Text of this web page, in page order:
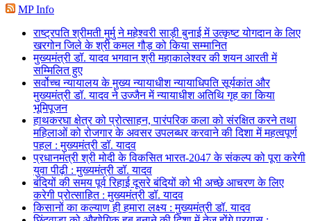
MP Info
राष्ट्रपति श्रीमती मुर्मु ने महेश्वरी साड़ी बुनाई में उत्कृष्ट योगदान के लिए
खरगोन जिले के श्री कमल गौड़ को किया सम्मानित
मुख्यमंत्री डॉ. यादव भगवान श्री महाकालेश्‍वर की शयन आरती में
सम्मिलित हुए
सर्वोच्च न्यायालय के मुख्‍य न्‍यायाधीश न्यायाधिपति सूर्यकांत और
मुख्यमंत्री डॉ. यादव ने उज्जैन में न्यायाधीश अतिथि गृह का किया
भूमिपूजन
हाथकरघा क्षेत्र को प्रोत्साहन, पारंपरिक कला को संरक्षित करने तथा
महिलाओं को रोजगार के अवसर उपलब्धर करवाने की दिशा में महत्वपूर्ण
पहल : मुख्यमंत्री डॉ. यादव
प्रधानमंत्री श्री मोदी के विकसित भारत-2047 के संकल्प को पूरा करेगी
युवा पीढ़ी : मुख्यमंत्री डॉ. यादव
बंदियों की समय पूर्व रिहाई दूसरे बंदियों को भी अच्छे आचरण के लिए
करेगी प्रोत्साहित : मुख्यमंत्री डॉ. यादव
किसानों का कल्याण ही हमारा लक्ष्य : मुख्यमंत्री डॉ. यादव